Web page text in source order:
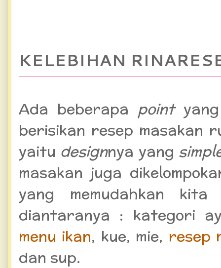
KELEBIHAN
Ada beberapa point
berisikan resep masakan
yaitu designnya yang
masakan juga
yang memudahkan
diantaranya : kategori
menu ikan, kue, mie, resep
dan sup.